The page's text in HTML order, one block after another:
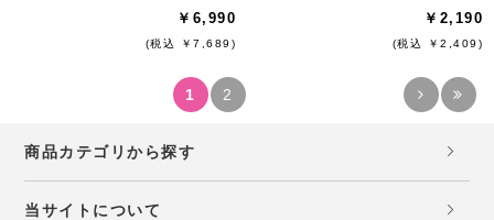
￥6,990
(税込 ￥7,689)
￥2,190
(税込 ￥2,409)
1 2
商品カテゴリから探す
当サイトについて